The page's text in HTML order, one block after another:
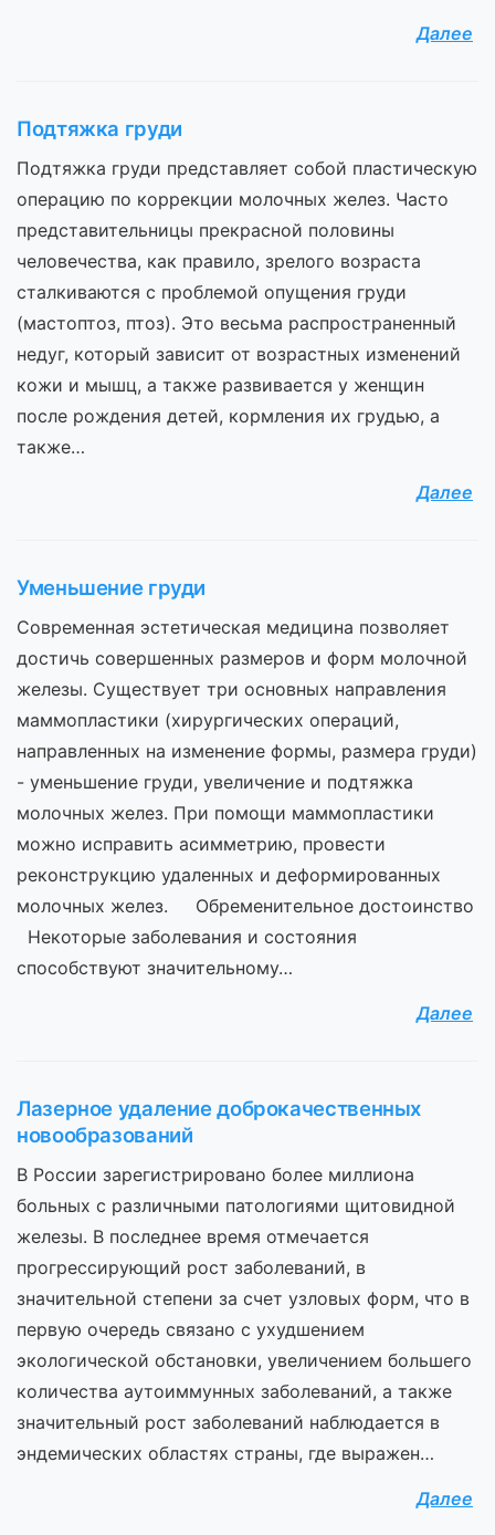
Далее
Подтяжка груди
Подтяжка груди представляет собой пластическую
операцию по коррекции молочных желез. Часто
представительницы прекрасной половины
человечества, как правило, зрелого возраста
сталкиваются с проблемой опущения груди
(мастоптоз, птоз). Это весьма распространенный
недуг, который зависит от возрастных изменений
кожи и мышц, а также развивается у женщин
после рождения детей, кормления их грудью, а
также…
Далее
Уменьшение груди
Современная эстетическая медицина позволяет
достичь совершенных размеров и форм молочной
железы. Существует три основных направления
маммопластики (хирургических операций,
направленных на изменение формы, размера груди)
- уменьшение груди, увеличение и подтяжка
молочных желез. При помощи маммопластики
можно исправить асимметрию, провести
реконструкцию удаленных и деформированных
молочных желез. Обременительное достоинство
Некоторые заболевания и состояния
способствуют значительному…
Далее
Лазерное удаление доброкачественных
новообразований
В России зарегистрировано более миллиона
больных с различными патологиями щитовидной
железы. В последнее время отмечается
прогрессирующий рост заболеваний, в
значительной степени за счет узловых форм, что в
первую очередь связано с ухудшением
экологической обстановки, увеличением большего
количества аутоиммунных заболеваний, а также
значительный рост заболеваний наблюдается в
эндемических областях страны, где выражен…
Далее